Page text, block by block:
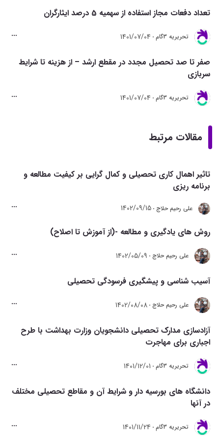
تعداد دفعات مجاز استفاده از سهمیه 5 درصد ایثارگران
تحريريه 3گام 1401/07/04
صفر تا صد تحصیل مجدد در مقطع ارشد – از هزینه تا شرایط
سربازی
تحريريه 3گام 1401/07/04
مقالات مرتبط
تاثیر اهمال کاری تحصیلی و کمال گرایی بر کیفیت مطالعه و
برنامه ریزی
علی رحیم حلاج 1402/09/15
روش های یادگیری و مطالعه -(از آموزش تا اصلاح)
علی رحیم حلاج 1402/05/09
آسیب شناسی و پیشگیری فرسودگی تحصیلی‌
علی رحیم حلاج 1402/08/08
آزادسازی مدارک تحصیلی دانشجویان وزارت بهداشت با طرح
اجباری برای مهاجرت
تحريريه 3گام 1401/12/01
دانشگاه های بورسیه دار و شرایط آن و مقاطع تحصیلی مختلف
در آنها
تحريريه 3گام 1401/11/24